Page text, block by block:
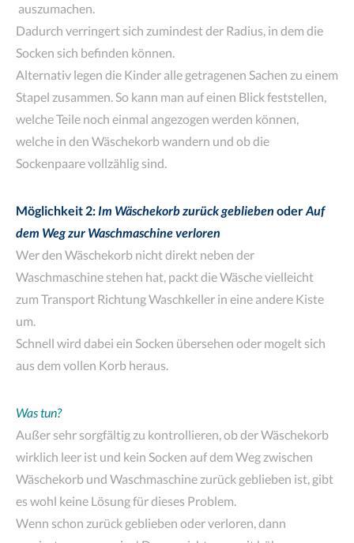
auszumachen.
Dadurch verringert sich zumindest der Radius, in dem die
Socken sich befinden können.
Alternativ legen die Kinder alle getragenen Sachen zu einem
Stapel zusammen. So kann man auf einen Blick feststellen,
welche Teile noch einmal angezogen werden können,
welche in den Wäschekorb wandern und ob die
Sockenpaare vollzählig sind.
Möglichkeit 2: Im Wäschekorb zurück geblieben oderAuf
dem Weg zur Waschmaschine verloren
Wer den Wäschekorb nicht direkt neben der
Waschmaschine stehen hat, packt die Wäsche vielleicht
zum Transport Richtung Waschkeller in eine andere Kiste
um.
Schnell wird dabei ein Socken übersehen oder mogelt sich
aus dem vollen Korb heraus.
Was tun?
Außer sehr sorgfältig zu kontrollieren, ob der Wäschekorb
wirklich leer ist und kein Socken auf dem Weg zwischen
Wäschekorb und Waschmaschine zurück geblieben ist, gibt
es wohl keine Lösung für dieses Problem.
Wenn schon zurück geblieben oder verloren, dann